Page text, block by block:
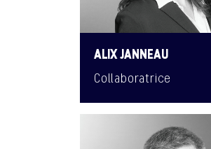
ALIX JANNEAU
Collaboratrice